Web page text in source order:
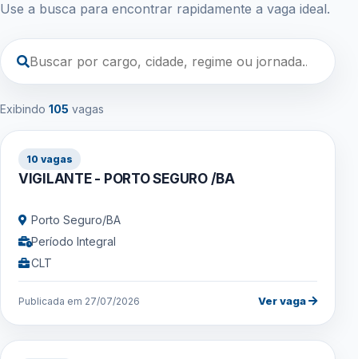
Use a busca para encontrar rapidamente a vaga ideal.
Exibindo 105 vagas
10 vagas
VIGILANTE - PORTO SEGURO /BA
Porto Seguro/BA
Período Integral
CLT
Publicada em 27/07/2026 Ver vaga